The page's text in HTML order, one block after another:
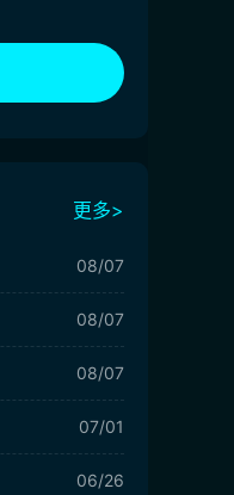
更多>
08/07
08/07
08/07
07/01
06/26